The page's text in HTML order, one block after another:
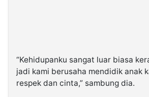
“Kehidupanku sangat luar biasa
jadi kami berusaha mendidik anak
respek dan cinta,” sambung dia.